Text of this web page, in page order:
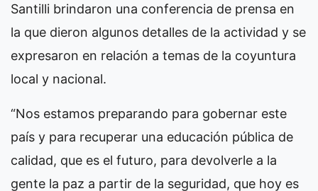
Santilli brindaron una conferencia de prensa en
la que dieron algunos detalles de la actividad y se
expresaron en relación a temas de la coyuntura
local y nacional.
“Nos estamos preparando para gobernar este
país y para recuperar una educación pública de
calidad, que es el futuro, para devolverle a la
gente la paz a partir de la seguridad, que hoy es